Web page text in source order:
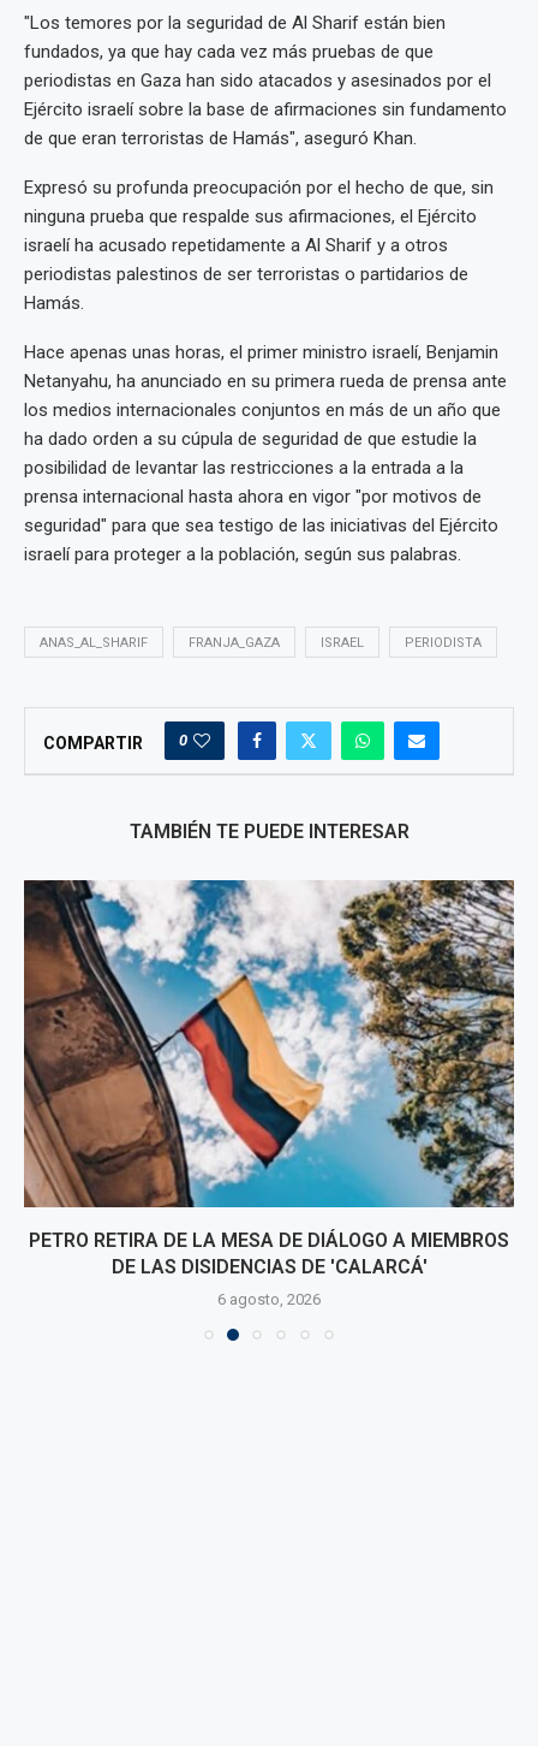
"Los temores por la seguridad de Al Sharif están bien
fundados, ya que hay cada vez más pruebas de que
periodistas en Gaza han sido atacados y asesinados por el
Ejército israelí sobre la base de afirmaciones sin fundamento
de que eran terroristas de Hamás", aseguró Khan.
Expresó su profunda preocupación por el hecho de que, sin
ninguna prueba que respalde sus afirmaciones, el Ejército
israelí ha acusado repetidamente a Al Sharif y a otros
periodistas palestinos de ser terroristas o partidarios de
Hamás.
Hace apenas unas horas, el primer ministro israelí, Benjamin
Netanyahu, ha anunciado en su primera rueda de prensa ante
los medios internacionales conjuntos en más de un año que
ha dado orden a su cúpula de seguridad de que estudie la
posibilidad de levantar las restricciones a la entrada a la
prensa internacional hasta ahora en vigor "por motivos de
seguridad" para que sea testigo de las iniciativas del Ejército
israelí para proteger a la población, según sus palabras.
ANAS_AL_SHARIF FRANJA_GAZA ISRAEL PERIODISTA
COMPARTIR 0
TAMBIÉN TE PUEDE INTERESAR
PETRO RETIRA DE LA MESA DE DIÁLOGO A MIEMBROS
DE LAS DISIDENCIAS DE 'CALARCÁ'
6 agosto, 2026